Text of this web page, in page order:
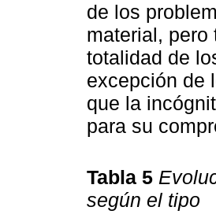
de los
material,
totalidad de
excepción de
que la
para su
Tabla 5
según el tipo